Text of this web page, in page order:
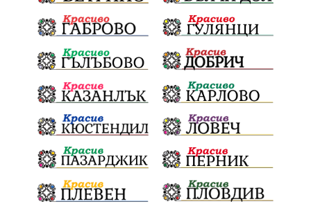
„Отваряне на града към морето“
Негодна за пиене вода във Варненско
цялостно обновяване Музеъ на мозайките
и прилежащия парк в Девня
Гражданска инициатива „Парад на гордостта“